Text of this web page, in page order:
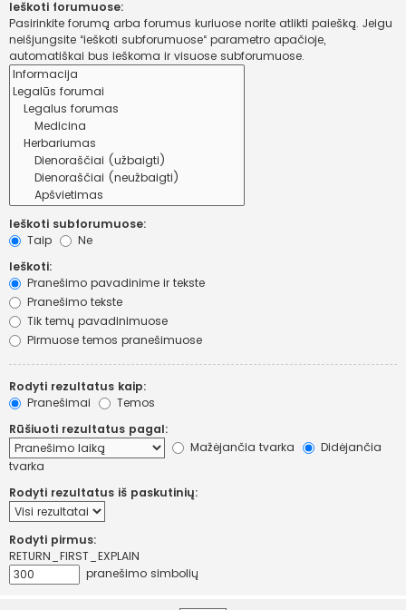
Ieškoti forumuose:
Pasirinkite forumą arba forumus kuriuose norite atlikti paiešką. Jeigu
neišjungsite “ieškoti subforumuose“ parametro apačioje,
automatiškai bus ieškoma ir visuose subforumuose.
Ieškoti subforumuose:
Taip
Ne
Ieškoti:
Pranešimo pavadinime ir tekste
Pranešimo tekste
Tik temų pavadinimuose
Pirmuose temos pranešimuose
Rodyti rezultatus kaip:
Pranešimai
Temos
Rūšiuoti rezultatus pagal:
Mažėjančia tvarka
Didėjančia
tvarka
Rodyti rezultatus iš paskutinių:
Rodyti pirmus:
RETURN_FIRST_EXPLAIN
pranešimo simbolių